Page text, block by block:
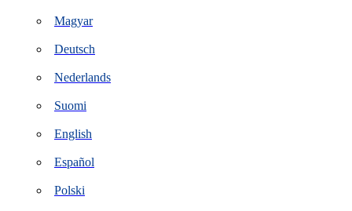
Magyar
Deutsch
Nederlands
Suomi
English
Español
Polski